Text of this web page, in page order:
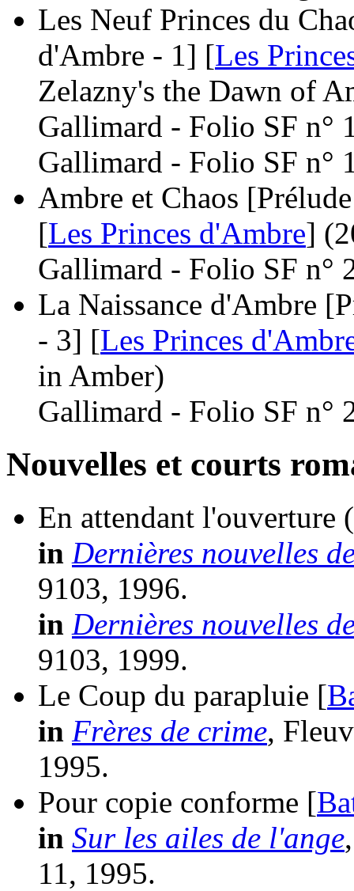
Les Neuf Princes du
d'Ambre - 1] [Les
Zelazny's the Dawn of
Gallimard - Folio SF n°
Gallimard - Folio SF n°
Ambre et Chaos
[Les Princes d'Ambre]
Gallimard - Folio SF n°
La Naissance d'Ambre
- 3] [Les Princes
in Amber)
Gallimard - Folio SF n°
Nouvelles et courts
En attendant l'ouverture
in Dernières nouvelles
9103, 1996.
in Dernières nouvelles
9103, 1999.
Le Coup du parapluie [
in Frères de crime,
1995.
Pour copie conforme [
in Sur les ailes de l'ange
11, 1995.